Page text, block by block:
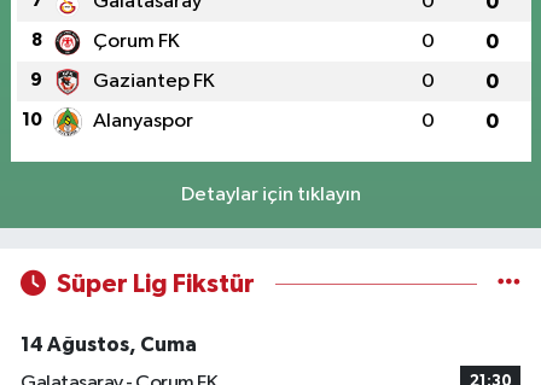
8 Çorum FK 0 0
9 Gaziantep FK 0 0
10 Alanyaspor 0 0
Detaylar için tıklayın
Süper Lig Fikstür
14 Ağustos, Cuma